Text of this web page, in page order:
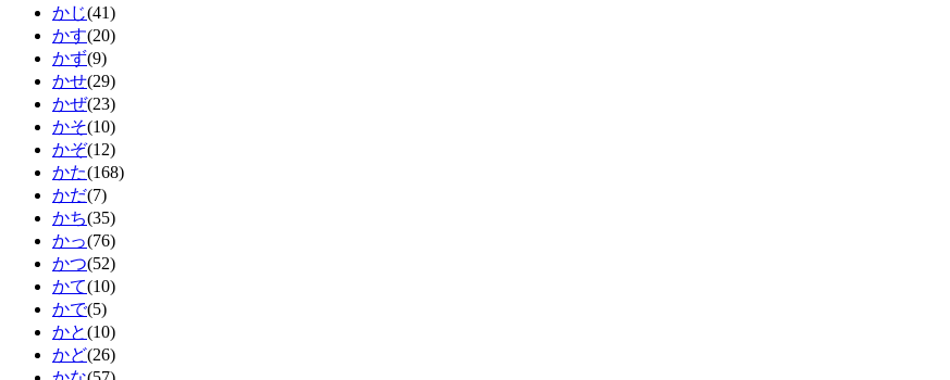
かじ(41)
かす(20)
かず(9)
かせ(29)
かぜ(23)
かそ(10)
かぞ(12)
かた(168)
かだ(7)
かち(35)
かっ(76)
かつ(52)
かて(10)
かで(5)
かと(10)
かど(26)